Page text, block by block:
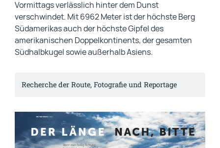
Vormittags verlässlich hinter dem Dunst
verschwindet. Mit 6962 Meter ist der höchste Berg
Südamerikas auch der höchste Gipfel des
amerikanischen Doppelkontinents, der gesamten
Südhalbkugel sowie außerhalb Asiens.
Recherche der Route, Fotografie und Reportage